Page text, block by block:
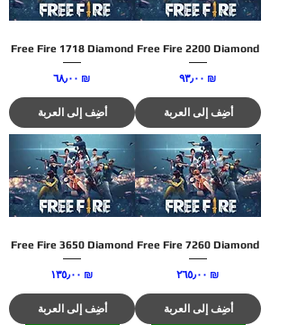
Free Fire 1718 Diamond
السعر ‏٦٨٫٠٠ ₪
أضِف إلى العربة
Free Fire 2200 Diamond
السعر ‏٩٣٫٠٠ ₪
أضِف إلى العربة
Free Fire 3650 Diamond
السعر ‏١٣٥٫٠٠ ₪
أضِف إلى العربة
Free Fire 7260 Diamond
السعر ‏٢٦٥٫٠٠ ₪
أضِف إلى العربة